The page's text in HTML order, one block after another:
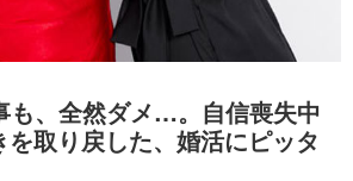
も、全然ダメ…。自信喪失中
取り戻した、婚活にピッタ